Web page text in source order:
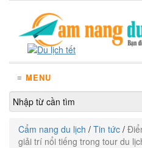
≡ MENU
Cẩm nang du lịch / Tin tức /
giải trí nổi tiếng trong tour du